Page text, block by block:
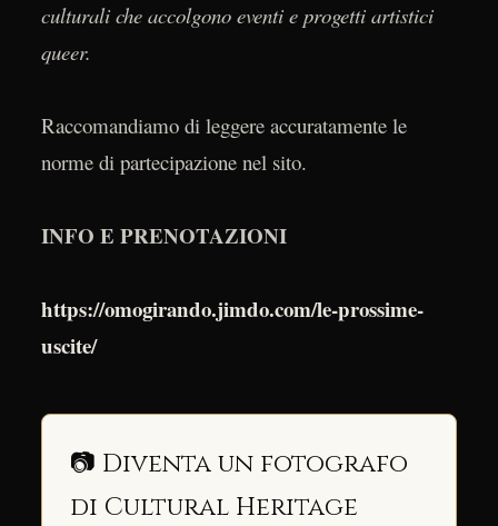
culturali che accolgono eventi e progetti artistici
queer.
Raccomandiamo di leggere accuratamente le
norme di partecipazione nel sito.
INFO E PRENOTAZIONI
https://omogirando.jimdo.com/le-prossime-
uscite/
📷 Diventa un fotografo
di Cultural Heritage